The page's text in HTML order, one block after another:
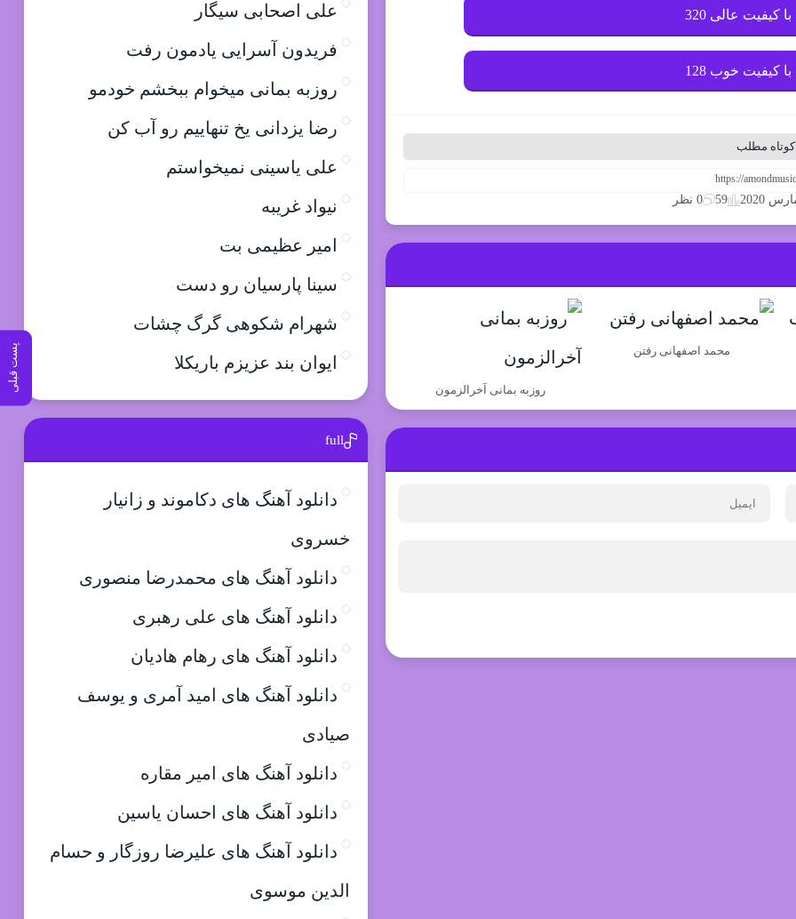
پست قبلی
کیفیت عالی 320
با کیفیت خوب 128
کوتاه مطلب
59 0 نظر
محمد اصفهانی رفتن
روزبه بمانی آخرالزمون
علی اصحابی سیگار
فریدون آسرایی یادمون رفت
روزبه بمانی میخوام ببخشم خودمو
رضا یزدانی یخ تنهاییم رو آب کن
علی یاسینی نمیخواستم
نیواد غریبه
امیر عظیمی بت
سینا پارسیان رو دست
شهرام شکوهی گرگ چشات
ایوان بند عزیزم باریکلا
full
دانلود آهنگ های دکاموند و زانیار
خسروی
دانلود آهنگ های محمدرضا منصوری
دانلود آهنگ های علی رهبری
دانلود آهنگ های رهام هادیان
دانلود آهنگ های امید آمری و یوسف
صیادی
دانلود آهنگ های امیر مقاره
دانلود آهنگ های احسان یاسین
دانلود آهنگ های علیرضا روزگار و حسام
الدین موسوی